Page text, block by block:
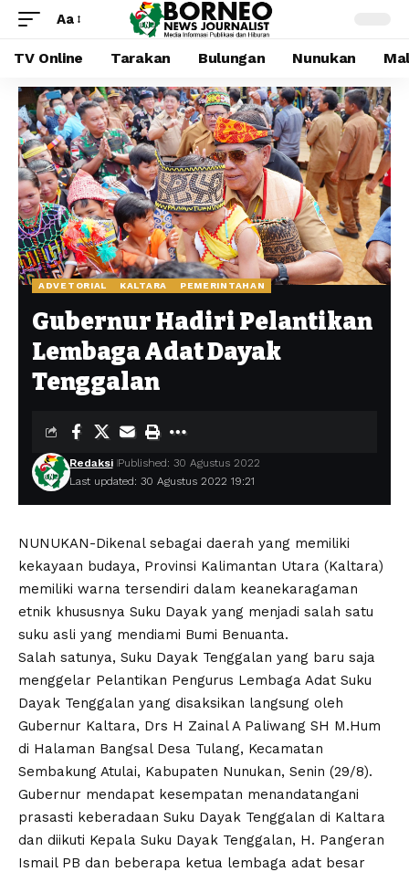
Aa
TV Online Tarakan Bulungan Nunukan
ADVETORIAL KALTARA PEMERINTAHAN
Gubernur Hadiri Pelantikan
Lembaga Adat Dayak
Tenggalan
Last updated: 30 Agustus 2022 19:21
Redaksi Published: 30 Agustus 2022
NUNUKAN-Dikenal sebagai daerah yang memiliki
kekayaan budaya, Provinsi Kalimantan Utara (Kaltara)
memiliki warna tersendiri dalam keanekaragaman
etnik khususnya Suku Dayak yang menjadi salah satu
suku asli yang mendiami Bumi Benuanta.
Salah satunya, Suku Dayak Tenggalan yang baru saja
menggelar Pelantikan Pengurus Lembaga Adat Suku
Dayak Tenggalan yang disaksikan langsung oleh
Gubernur Kaltara, Drs H Zainal A Paliwang SH M.Hum
di Halaman Bangsal Desa Tulang, Kecamatan
Sembakung Atulai, Kabupaten Nunukan, Senin (29/8).
Gubernur mendapat kesempatan menandatangani
prasasti keberadaan Suku Dayak Tenggalan di Kaltara
dan diikuti Kepala Suku Dayak Tenggalan, H. Pangeran
Ismail PB dan beberapa ketua lembaga adat besar